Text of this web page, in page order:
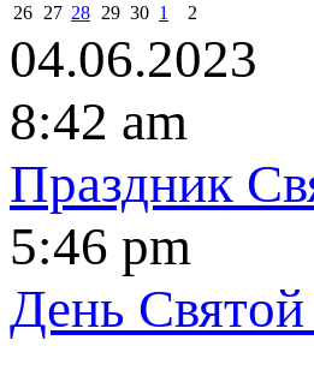
26 27 28 29 30 1 2
04.06.2023
8:42 am
Праздник
5:46 pm
Дeнь